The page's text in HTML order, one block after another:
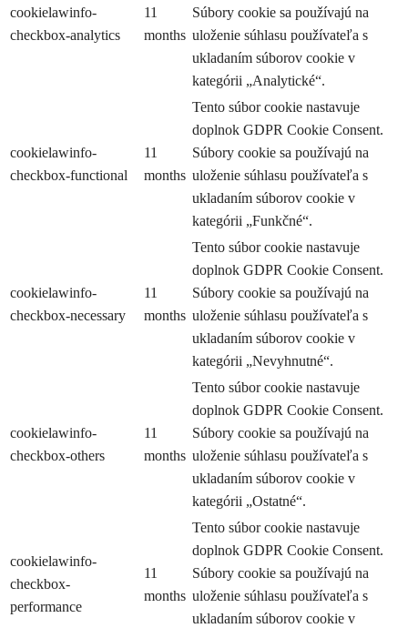
cookielawinfo-
checkbox-analytics
11
months
Súbory cookie sa používajú na
uloženie súhlasu používateľa s
ukladaním súborov cookie v
kategórii „Analytické“.
cookielawinfo-
checkbox-functional
11
months
Tento súbor cookie nastavuje
doplnok GDPR Cookie Consent.
Súbory cookie sa používajú na
uloženie súhlasu používateľa s
ukladaním súborov cookie v
kategórii „Funkčné“.
cookielawinfo-
checkbox-necessary
11
months
Tento súbor cookie nastavuje
doplnok GDPR Cookie Consent.
Súbory cookie sa používajú na
uloženie súhlasu používateľa s
ukladaním súborov cookie v
kategórii „Nevyhnutné“.
cookielawinfo-
checkbox-others
11
months
Tento súbor cookie nastavuje
doplnok GDPR Cookie Consent.
Súbory cookie sa používajú na
uloženie súhlasu používateľa s
ukladaním súborov cookie v
kategórii „Ostatné“.
cookielawinfo-
checkbox-
performance
11
months
Tento súbor cookie nastavuje
doplnok GDPR Cookie Consent.
Súbory cookie sa používajú na
uloženie súhlasu používateľa s
ukladaním súborov cookie v